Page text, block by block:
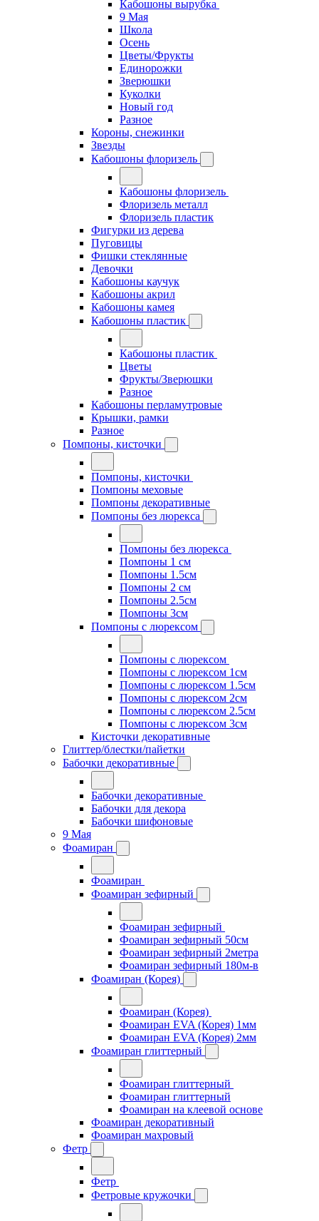
Кабошоны вырубка
9 Мая
Школа
Осень
Цветы/Фрукты
Единорожки
Зверюшки
Куколки
Новый год
Разное
Короны, снежинки
Звезды
Кабошоны флоризель
Кабошоны флоризель
Флоризель металл
Флоризель пластик
Фигурки из дерева
Пуговицы
Фишки стеклянные
Девочки
Кабошоны каучук
Кабошоны акрил
Кабошоны камея
Кабошоны пластик
Кабошоны пластик
Цветы
Фрукты/Зверюшки
Разное
Кабошоны перламутровые
Крышки, рамки
Разное
Помпоны, кисточки
Помпоны, кисточки
Помпоны меховые
Помпоны декоративные
Помпоны без люрекса
Помпоны без люрекса
Помпоны 1 см
Помпоны 1.5см
Помпоны 2 см
Помпоны 2.5см
Помпоны 3см
Помпоны с люрексом
Помпоны с люрексом
Помпоны с люрексом 1см
Помпоны с люрексом 1.5см
Помпоны с люрексом 2см
Помпоны с люрексом 2.5см
Помпоны с люрексом 3см
Кисточки декоративные
Глиттер/блестки/пайетки
Бабочки декоративные
Бабочки декоративные
Бабочки для декора
Бабочки шифоновые
9 Мая
Фоамиран
Фоамиран
Фоамиран зефирный
Фоамиран зефирный
Фоамиран зефирный 50см
Фоамиран зефирный 2метра
Фоамиран зефирный 180м-в
Фоамиран (Корея)
Фоамиран (Корея)
Фоамиран EVA (Корея) 1мм
Фоамиран EVA (Корея) 2мм
Фоамиран глиттерный
Фоамиран глиттерный
Фоамиран глиттерный
Фоамиран на клеевой основе
Фоамиран декоративный
Фоамиран махровый
Фетр
Фетр
Фетровые кружочки